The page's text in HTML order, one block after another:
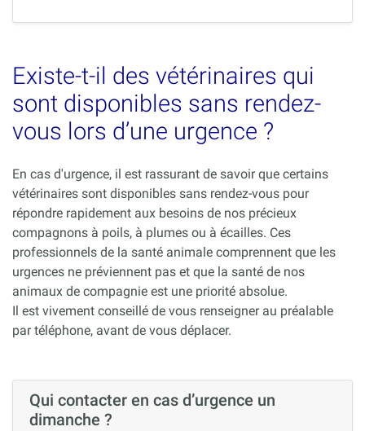
Existe-t-il des vétérinaires qui
sont disponibles sans rendez-
vous lors d’une urgence ?
En cas d'urgence, il est rassurant de savoir que certains
vétérinaires sont disponibles sans rendez-vous pour
répondre rapidement aux besoins de nos précieux
compagnons à poils, à plumes ou à écailles. Ces
professionnels de la santé animale comprennent que les
urgences ne préviennent pas et que la santé de nos
animaux de compagnie est une priorité absolue.
Il est vivement conseillé de vous renseigner au préalable
par téléphone, avant de vous déplacer.
Qui contacter en cas d’urgence un
dimanche ?